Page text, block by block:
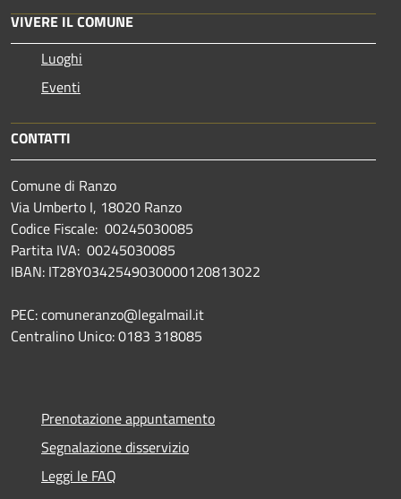
VIVERE IL COMUNE
Luoghi
Eventi
CONTATTI
Comune di Ranzo
Via Umberto I, 18020 Ranzo
Codice Fiscale: 00245030085
Partita IVA: 00245030085
IBAN: IT28Y0342549030000120813022
PEC: comuneranzo@legalmail.it
Centralino Unico: 0183 318085
Prenotazione appuntamento
Segnalazione disservizio
Leggi le FAQ